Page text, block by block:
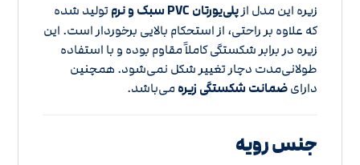
زیره این مدل ازپلی‌یورتان PVC سبک و نرم
تولید شده
که علاوه بر راحتی، از استحکام بالایی برخوردار است. این
زیره در برابر شکستگی کاملاً مقاوم بوده و با استفاده
طولانی‌مدت دچار تغییر شکل نمی‌شود. همچنین
دارایضمانت شکستگی زیره می‌باشد.
جنس رویه